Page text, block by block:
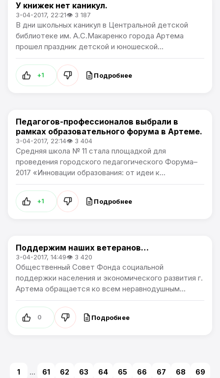
Общество
У книжек нет каникул.
3-04-2017, 22:21👁 3 187
В дни школьных каникул в Центральной детской
библиотеке им. А.С.Макаренко города Артема
прошел праздник детской и юношеской...
+1 Подробнее
Общество
Педагогов-профессионалов выбрали в
рамках образовательного форума в Артеме.
3-04-2017, 22:14👁 3 404
Средняя школа № 11 стала площадкой для
проведения городского педагогического Форума–
2017 «Инновации образования: от идеи к...
+1 Подробнее
Общество
Поддержим наших ветеранов…
3-04-2017, 14:49👁 3 420
Общественный Совет Фонда социальной
поддержки населения и экономического развития г.
Артема обращается ко всем неравнодушным...
0 Подробнее
1 ... 61 62 63 64 65 66 67 68 69